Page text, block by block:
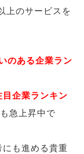
上のサービスを
のある企業ラン
企業ランキン
急上昇中で
も進める貴重